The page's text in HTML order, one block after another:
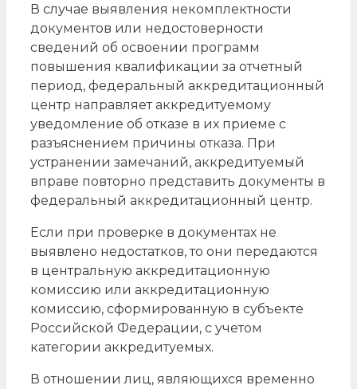
В случае выявления некомплектности
документов или недостоверности
сведений об освоении программ
повышения квалификации за отчетный
период, федеральный аккредитационный
центр направляет аккредитуемому
уведомление об отказе в их приеме с
разъяснением причины отказа. При
устранении замечаний, аккредитуемый
вправе повторно представить документы в
федеральный аккредитационный центр.
Если при проверке в документах не
выявлено недостатков, то они передаются
в центральную аккредитационную
комиссию или аккредитационную
комиссию, сформированную в субъекте
Российской Федерации, с учетом
категории аккредитуемых.
В отношении лиц, являющихся временно